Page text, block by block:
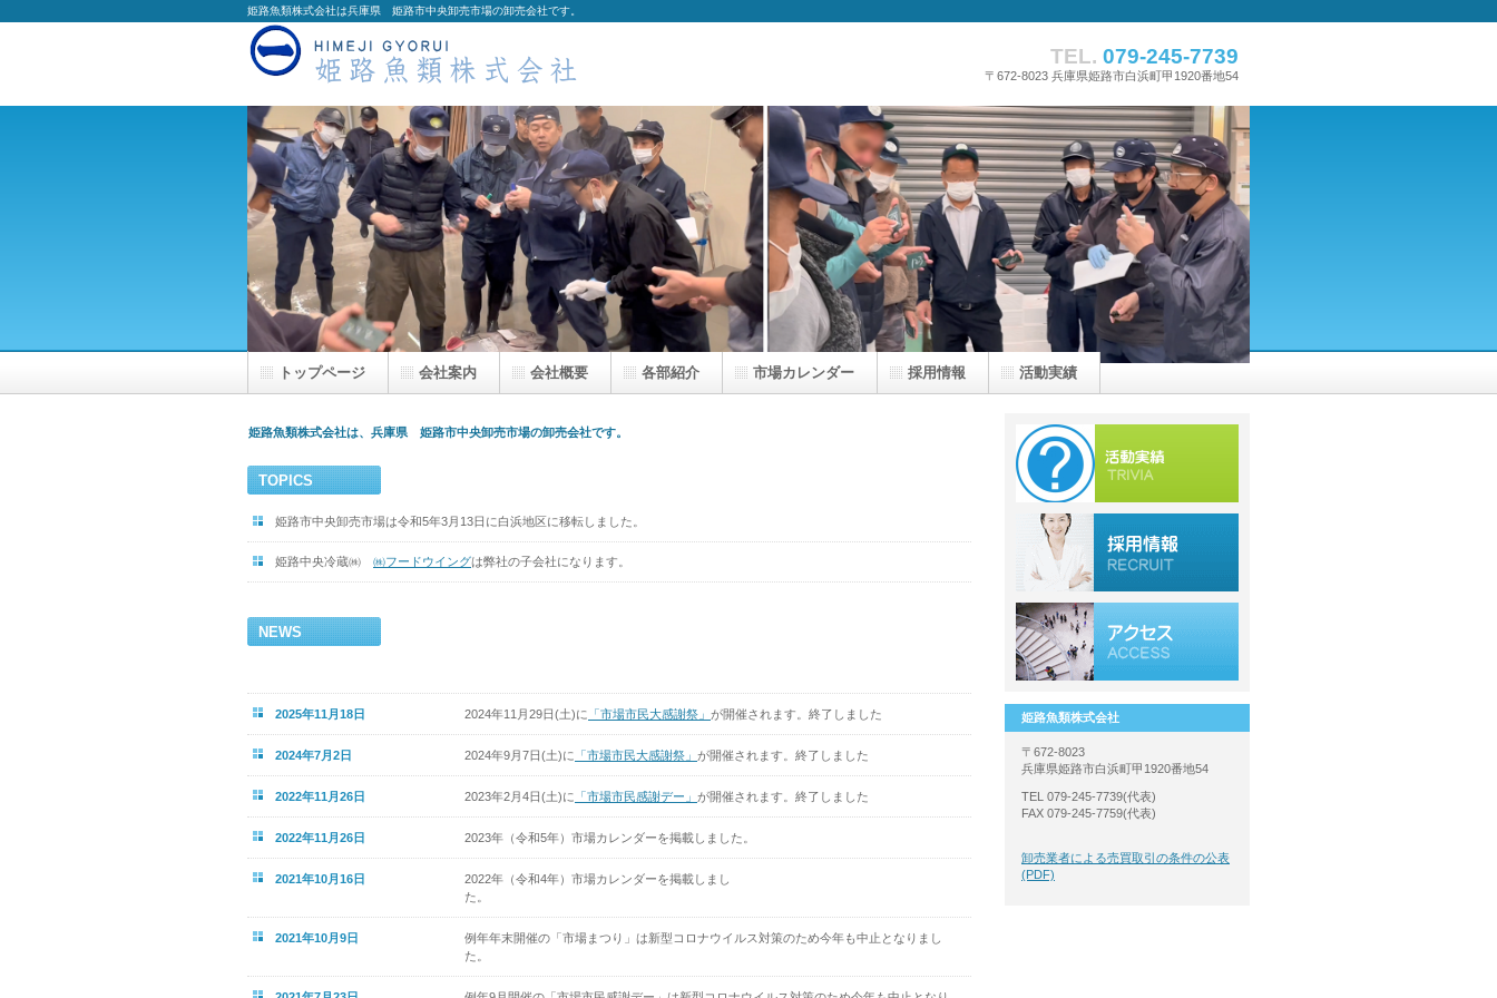
姫路魚類株式会社は兵庫県 姫路市中央卸売市場の卸売会社です。
TEL. 079-245-7739
〒672-8023 兵庫県姫路市白浜町甲1920番地54
安心安全をお届けします
姫路魚類株式会社は、兵庫県 姫路市中央卸売市場の卸売会社です。
TOPICS
姫路市中央卸売市場は令和5年3月13日に白浜地区に移転しました。
姫路中央冷蔵㈱ ㈱フードウイングは弊社の子会社になります。
NEWS
2025年11月18日 2024年11月29日(土)に 「市場市民大感謝祭」 が開催されます。終了しました
2024年7月2日 2024年9月7日(土)に 「市場市民大感謝祭」 が開催されます。終了しました
2022年11月26日 2023年2月4日(土)に 「市場市民感謝デー」 が開催されます。終了しました
2022年11月26日 2023年（令和5年）市場カレンダーを掲載しました。
2021年10月16日
2022年（令和4年）市場カレンダーを掲載しまし
た。
2021年10月9日
例年年末開催の「市場まつり」は新型コロナウイルス対策のため今年も中止となりまし
た。
トップページ 会社案内 会社概要 各部紹介 市場カレンダー 採用情報 活動実績
姫路魚類株式会社
〒672-8023
兵庫県姫路市白浜町甲1920番地54
TEL 079-245-7739(代表)
FAX 079-245-7759(代表)
卸売業者による売買取引の条件の公表
(PDF)